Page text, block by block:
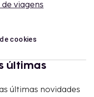
viagens
cookies
últimas
últimas novidades